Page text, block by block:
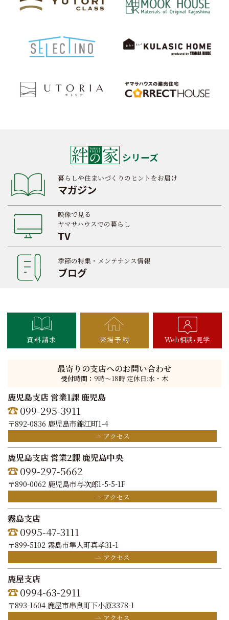
シリーズ
暮らしや住まいづくりのヒントをお届け
マガジン
映像で見る
ヤマサハウスでの暮らし
TV
季節の特集・メンテナンス情報
ブログ
資料請求 来場予約 Web相談 見学
最寄りの支店へのお問い合わせ
受付時間： 9時〜18時 定休日:水・木
鹿児島支店 営業1課 鹿児島
099-295-3911
〒892-0836 鹿児島市錦江町1-4
アクセス
鹿児島支店 営業2課 鹿児島中央
099-297-5662
〒890-0062 鹿児島市与次郎1-5-5-1F
アクセス
霧島支店
0995-47-3111
〒899-5102 霧島市隼人町真孝31-1
アクセス
鹿屋支店
0994-63-2911
〒893-1604 鹿屋市串良町下小原3378-1
アクセス